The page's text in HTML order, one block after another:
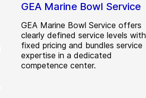
GEA Marine Bowl Service
GEA Marine Bowl Service offers
clearly defined service levels with
fixed pricing and bundles service
expertise in a dedicated
competence center.